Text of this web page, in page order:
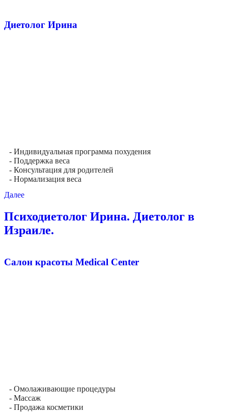
Диетолог Ирина
- Индивидуальная программа похудения
- Поддержка веса
- Консультация для родителей
- Нормализация веса
Далее
Психодиетолог Ирина. Диетолог в
Израиле.
Салон красоты Medical Center
- Омолаживающие процедуры
- Массаж
- Продажа косметики